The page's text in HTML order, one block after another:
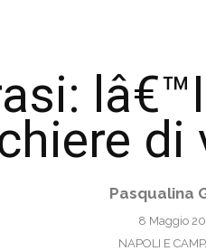
di
Pasqualina
8 Maggio
NAPOLI E